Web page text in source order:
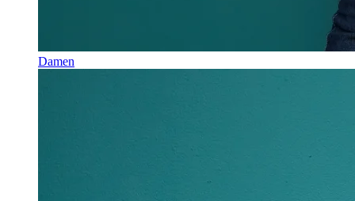
Damen